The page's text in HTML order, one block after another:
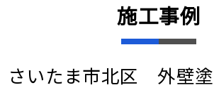
施工事例
さいたま市北区 外壁